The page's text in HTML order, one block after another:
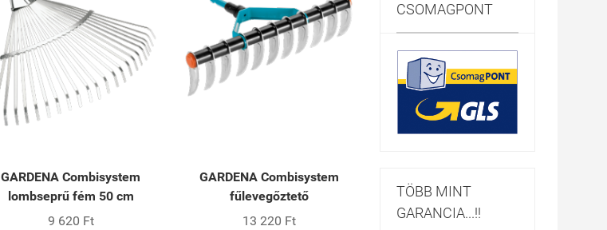
GARDENA Combisystem
lombseprű fém 50 cm
9 620 Ft
GARDENA Combisystem
fűlevegőztető
13 220 Ft
CSOMAGPONT
TÖBB MINT
GARANCIA...!!